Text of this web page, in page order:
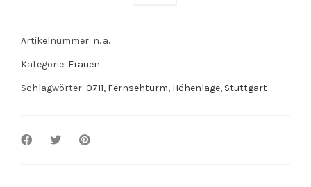
Artikelnummer: n. a.
Kategorie: Frauen
Schlagwörter: 0711, Fernsehturm, Höhenlage, Stuttgart